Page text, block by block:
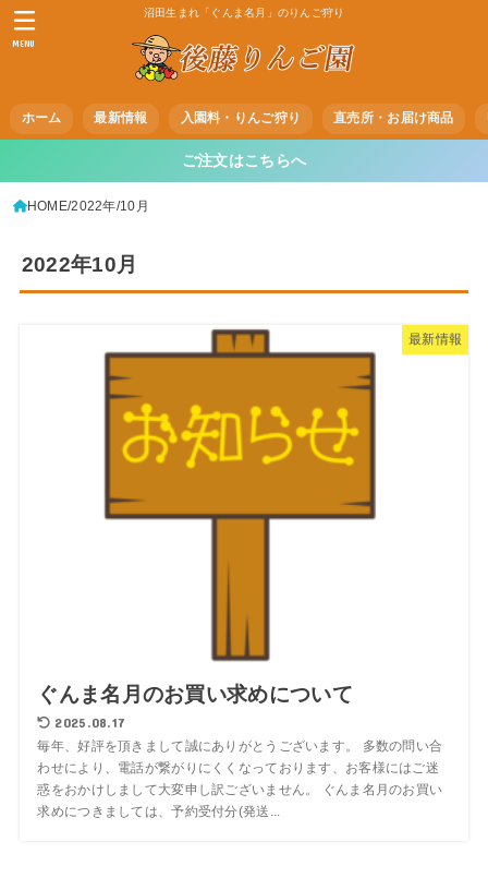
沼田生まれ「ぐんま名月」のりんご狩り
ホーム 最新情報 入園料・りんご狩り 直売所・お届け商品
MENU
ご注文はこちらへ
HOME 2022年 10月
2022年10月
最新情報
ぐんま名月のお買い求めについて
2025.08.17
毎年、好評を頂きまして誠にありがとうございます。 多数の問い合
わせにより、電話が繋がりにくくなっております、お客様にはご迷
惑をおかけしまして大変申し訳ございません。 ぐんま名月のお買い
求めにつきましては、予約受付分(発送...